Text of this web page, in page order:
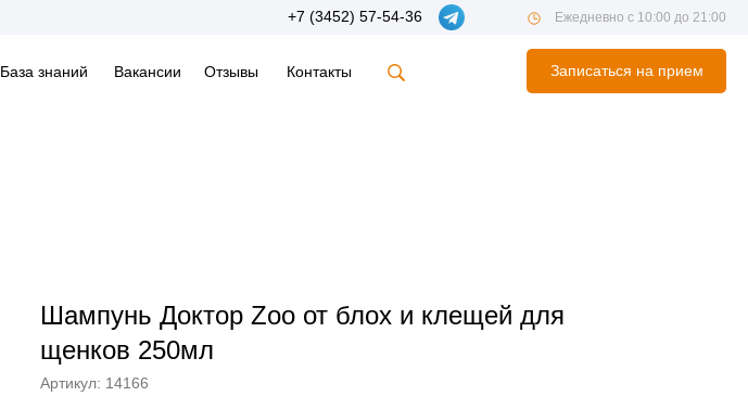
Записаться на прием
+7 (3452) 57-54-36 Ежедневно с 10:00 до 21:00
База знаний Контакты
Вакансии Отзывы
Шампунь Доктор Zoo от блох и клещей для
щенков 250мл
Артикул: 14166